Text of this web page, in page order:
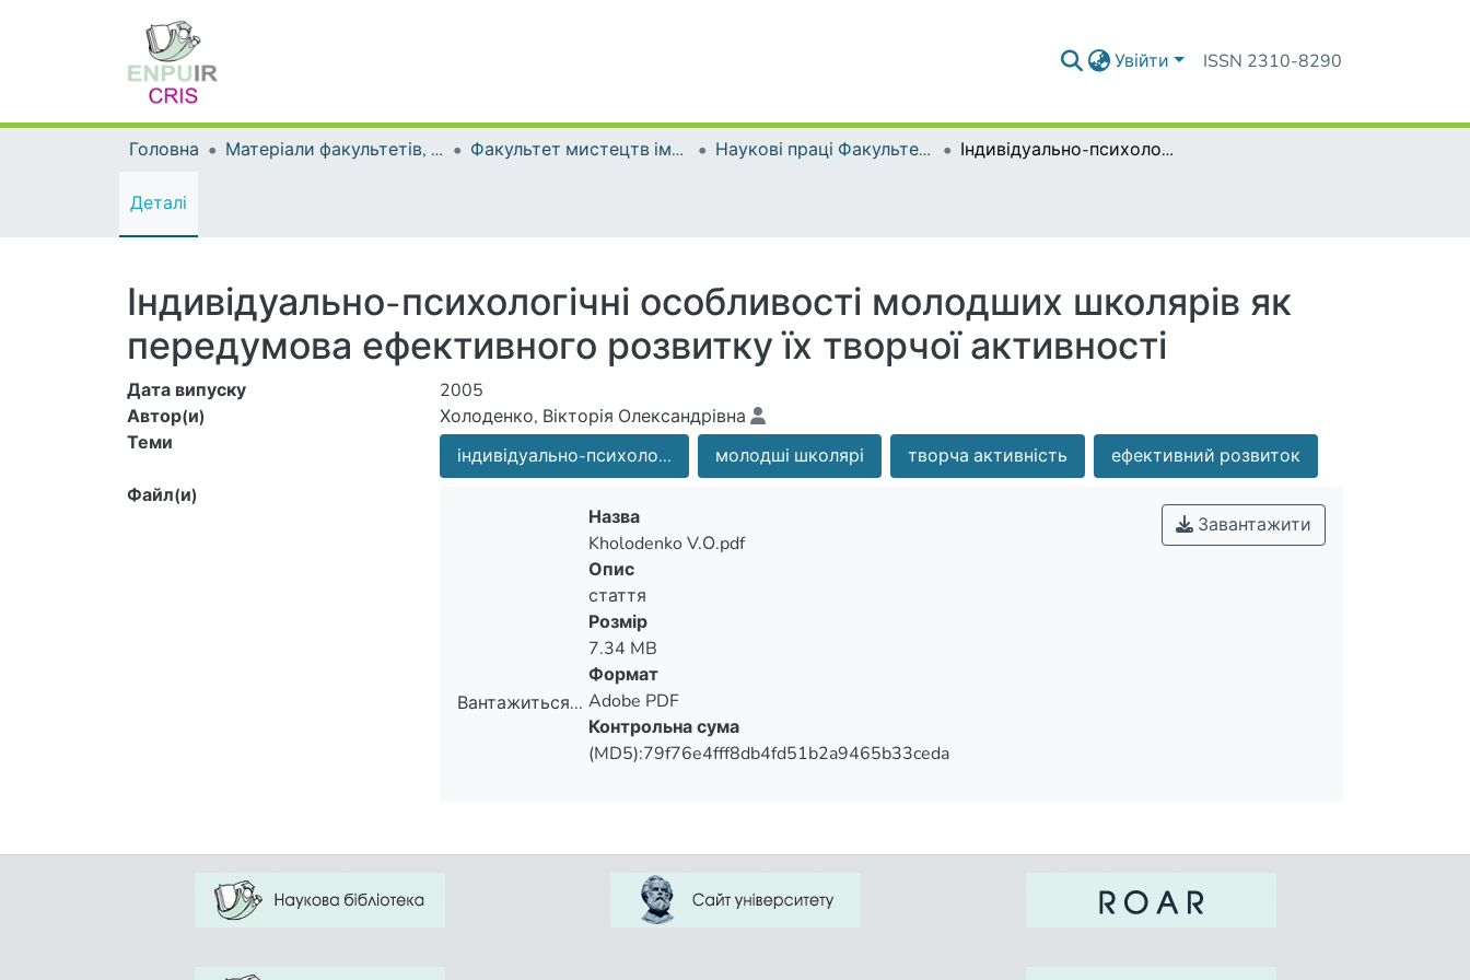
Увійти ISSN 2310-8290
Головна Матеріали факультетів, інститутів, підрозділів Факультет мистецтв імені Анатолія Авдієвського Наукові праці Факультету мистецтв імені Анатолія Авдієвського Індивідуально-психологічні особливості молодших школярів як передумова ефективного розвитку їх творчої активності
Деталі
Індивідуально-психологічні особливості молодших школярів як
передумова ефективного розвитку їх творчої активності
Дата випуску
2005
Автор(и)
Холоденко, Вікторія Олександрівна
Теми
індивідуально-психоло... молодші школярі творча активність
ефективний розвиток
Файл(и)
Вантажиться...
Завантажити
Назва
Kholodenko V.О.pdf
Опис
стаття
Розмір
7.34 MB
Формат
Adobe PDF
Контрольна сума
(MD5):79f76e4fff8db4fd51b2a9465b33ceda